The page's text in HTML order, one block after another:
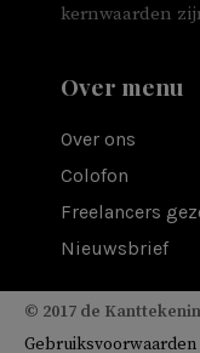
kernwaarden
Over menu
Over ons
Colofon
Freelancers
Nieuwsbrief
© 2017 de
Gebruiksvoorwaarden